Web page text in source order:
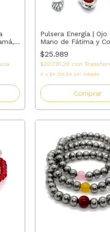
Pulsera Energía | Ojo
Mano de Fátima y
AMALO
$25.989
$20.791,20 con
6 x $4.331,50 sin interés
Comprar